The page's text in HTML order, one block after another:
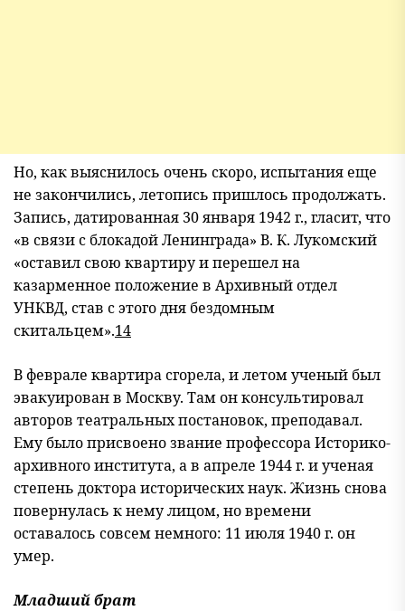
Но, как выяснилось очень скоро, испытания еще
не закончились, летопись пришлось продолжать.
Запись, датированная 30 января 1942 г., гласит, что
«в связи с блокадой Ленинграда» В. К. Лукомский
«оставил свою квартиру и перешел на
казарменное положение в Архивный отдел
УНКВД, став с этого дня бездомным
скитальцем».14
В феврале квартира сгорела, и летом ученый был
эвакуирован в Москву. Там он консультировал
авторов театральных постановок, преподавал.
Ему было присвоено звание профессора Историко-
архивного института, а в апреле 1944 г. и ученая
степень доктора исторических наук. Жизнь снова
повернулась к нему лицом, но времени
оставалось совсем немного: 11 июля 1940 г. он
умер.
Младший брат